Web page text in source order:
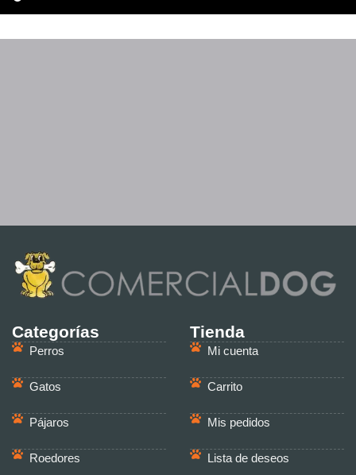
Categorías
Perros
Gatos
Pájaros
Roedores
Tienda
Mi cuenta
Carrito
Mis pedidos
Lista de deseos